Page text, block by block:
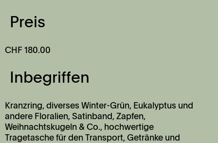
Preis
CHF 180.00
Inbegriffen
Kranzring, diverses Winter-Grün, Eukalyptus und
andere Floralien, Satinband, Zapfen,
Weihnachtskugeln & Co., hochwertige
Tragetasche für den Transport, Getränke und